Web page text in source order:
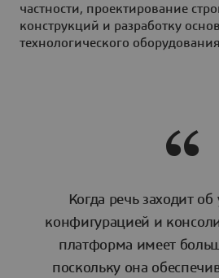
частности, проектирование
конструкций и разработку
технологического
Когда речь заходит
конфигурацией и
платформа имеет
поскольку она